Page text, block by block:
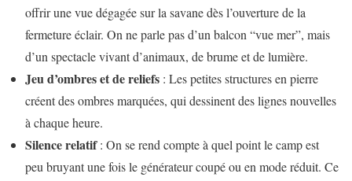
offrir une vue dégagée sur la savane dès l’ouverture de la
fermeture éclair. On ne parle pas d’un balcon “vue mer”, mais
d’un spectacle vivant d’animaux, de brume et de lumière.
Jeu d’ombres et de reliefs : Les petites structures en pierre
créent des ombres marquées, qui dessinent des lignes nouvelles
à chaque heure.
Silence relatif: On se rend compte à quel point le camp est
peu bruyant une fois le générateur coupé ou en mode réduit. Ce